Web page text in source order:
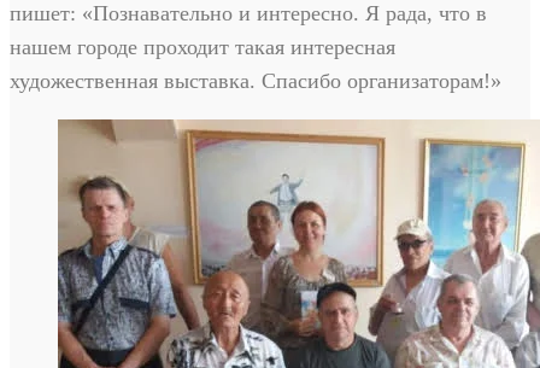
пишет: «Познавательно и интересно. Я рада, что в
нашем городе проходит такая интересная
художественная выставка. Спасибо организаторам!»